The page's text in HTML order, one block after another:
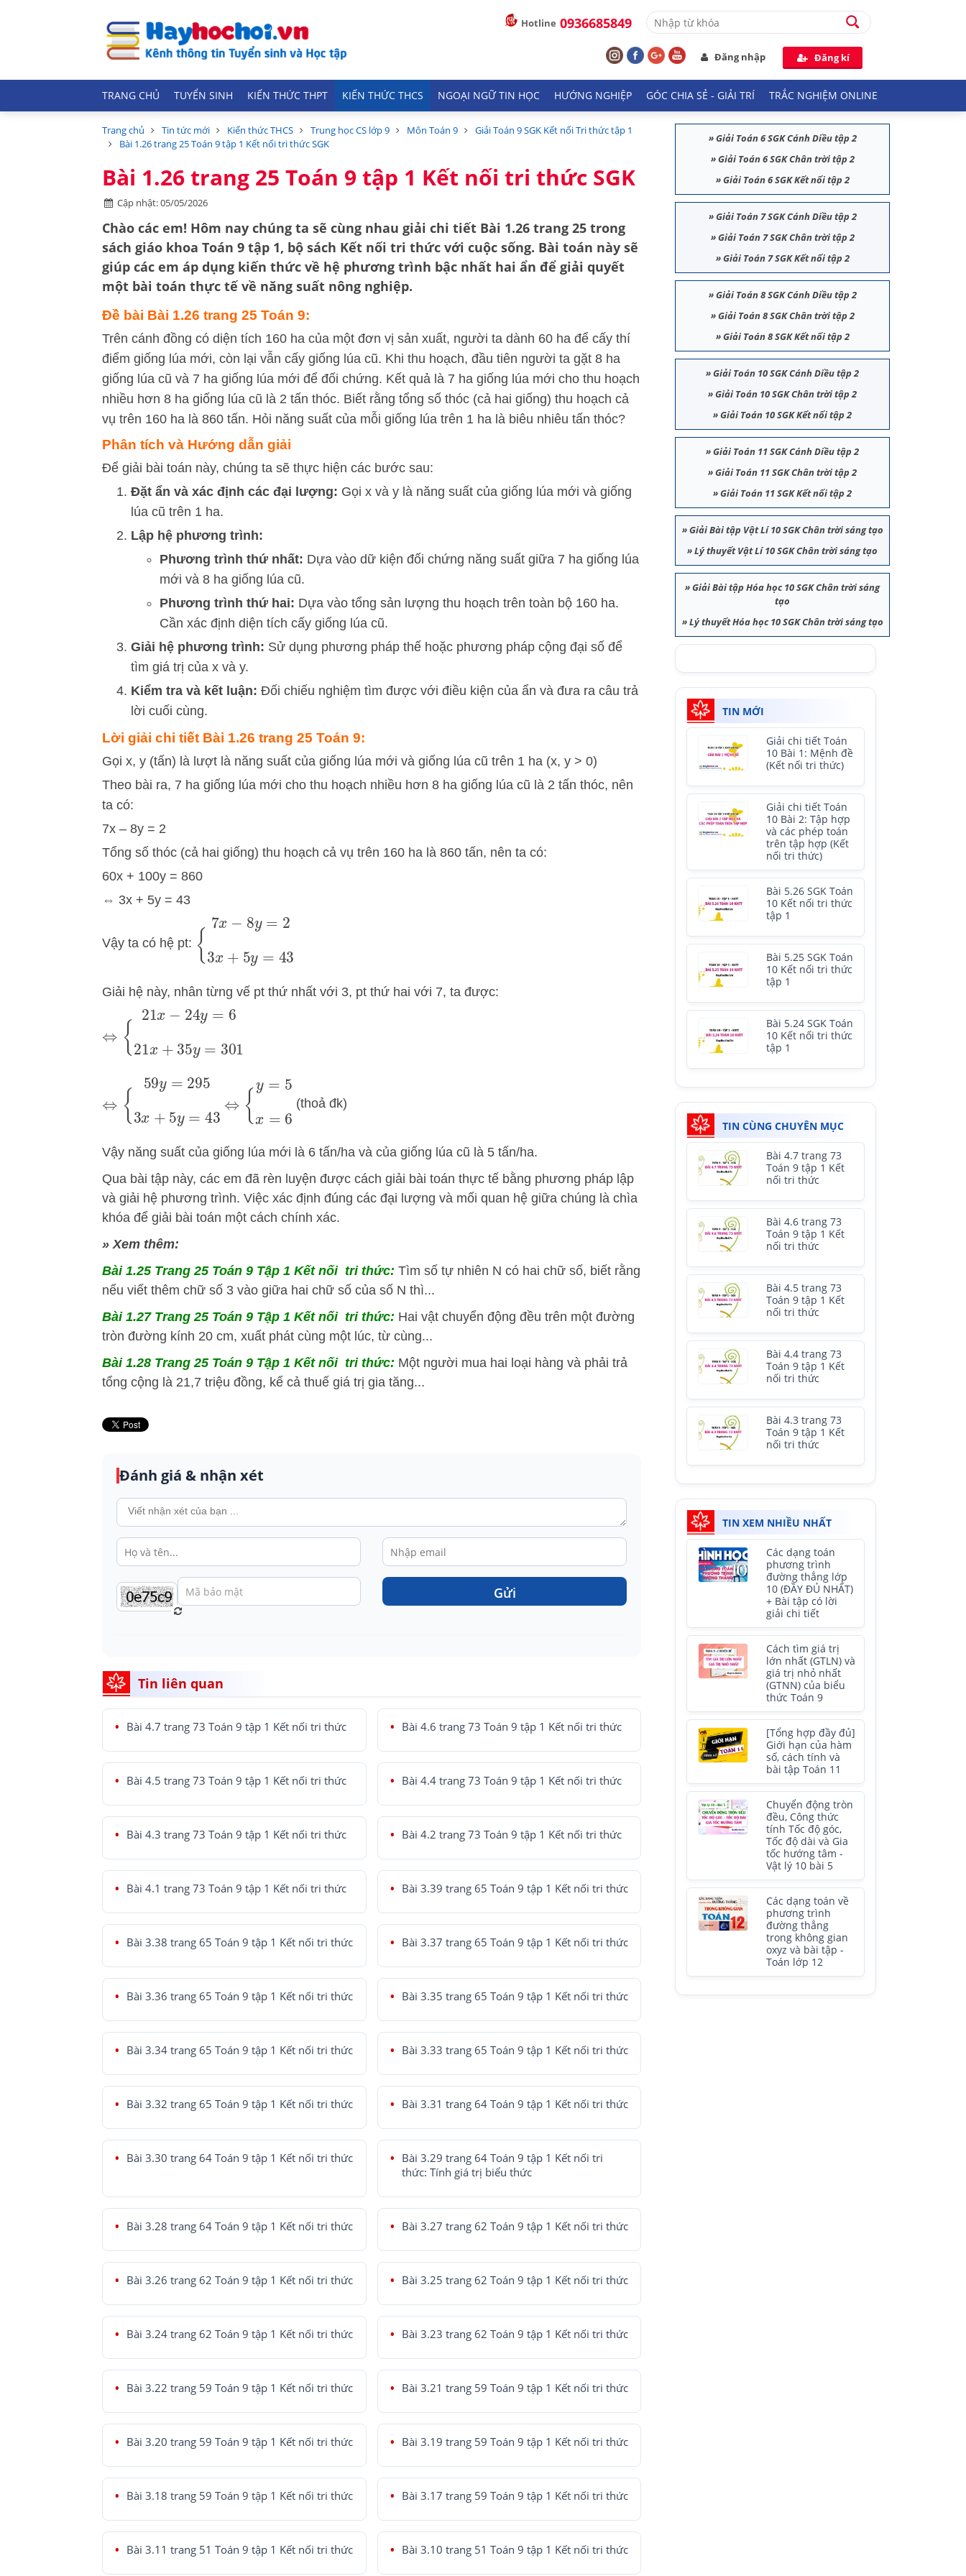
Hotline 0936685849
Đăng nhập Đăng kí
TRANG CHỦ TUYỂN SINH KIẾN THỨC THPT KIẾN THỨC THCS NGOẠI NGỮ TIN HỌC HƯỚNG NGHIỆP GÓC CHIA SẺ - GIẢI TRÍ TRẮC NGHIỆM ONLINE
Trang chủ Tin tức mới Kiến thức THCS Trung học CS lớp 9 Môn Toán 9
Giải Toán 9 SGK Kết nối Tri thức tập 1
Bài 1.26 trang 25 Toán 9 tập 1 Kết nối tri thức SGK
Bài 1.26 trang 25 Toán 9 tập 1 Kết nối tri thức SGK
Cập nhật: 05/05/2026
Chào các em! Hôm nay chúng ta sẽ cùng nhau giải chi tiết Bài 1.26 trang 25 trong
sách giáo khoa Toán 9 tập 1, bộ sách Kết nối tri thức với cuộc sống. Bài toán này sẽ
giúp các em áp dụng kiến thức về hệ phương trình bậc nhất hai ẩn để giải quyết
một bài toán thực tế về năng suất nông nghiệp.
Đề bài Bài 1.26 trang 25 Toán 9:
Trên cánh đồng có diện tích 160 ha của một đơn vị sản xuất, người ta dành 60 ha để cấy thí
điểm giống lúa mới, còn lại vẫn cấy giống lúa cũ. Khi thu hoạch, đầu tiên người ta gặt 8 ha
giống lúa cũ và 7 ha giống lúa mới để đối chứng. Kết quả là 7 ha giống lúa mới cho thu hoạch
nhiều hơn 8 ha giống lúa cũ là 2 tấn thóc. Biết rằng tổng số thóc (cả hai giống) thu hoạch cả
vụ trên 160 ha là 860 tấn. Hỏi năng suất của mỗi giống lúa trên 1 ha là biêu nhiêu tấn thóc?
Phân tích và Hướng dẫn giải
Để giải bài toán này, chúng ta sẽ thực hiện các bước sau:
Đặt ẩn và xác định các đại lượng: Gọi x và y là năng suất của giống lúa mới và giống
lúa cũ trên 1 ha.
Lập hệ phương trình:
Phương trình thứ nhất: Dựa vào dữ kiện đối chứng năng suất giữa 7 ha giống lúa
mới và 8 ha giống lúa cũ.
Phương trình thứ hai: Dựa vào tổng sản lượng thu hoạch trên toàn bộ 160 ha.
Cần xác định diện tích cấy giống lúa cũ.
Giải hệ phương trình: Sử dụng phương pháp thế hoặc phương pháp cộng đại số để
tìm giá trị của x và y.
Kiểm tra và kết luận: Đối chiếu nghiệm tìm được với điều kiện của ẩn và đưa ra câu trả
lời cuối cùng.
Lời giải chi tiết Bài 1.26 trang 25 Toán 9:
Gọi x, y (tấn) là lượt là năng suất của giống lúa mới và giống lúa cũ trên 1 ha (x, y > 0)
Theo bài ra, 7 ha giống lúa mới cho thu hoạch nhiều hơn 8 ha giống lúa cũ là 2 tấn thóc, nên
ta có:
7x – 8y = 2
Tổng số thóc (cả hai giống) thu hoạch cả vụ trên 160 ha là 860 tấn, nên ta có:
60x + 100y = 860
⇔ 3x + 5y = 43
Vậy ta có hệ pt:
7 x−8y =23x +5
Giải hệ này, nhân từng vế pt thứ nhất với 3, pt thứ hai với 7, ta được:
21 x−24y =621x +35
59 y=295 3x+5 43
y=5x=6
(thoả đk)
Vậy năng suất của giống lúa mới là 6 tấn/ha và của giống lúa cũ là 5 tấn/ha.
Qua bài tập này, các em đã rèn luyện được cách giải bài toán thực tế bằng phương pháp lập
và giải hệ phương trình. Việc xác định đúng các đại lượng và mối quan hệ giữa chúng là chìa
khóa để giải bài toán một cách chính xác.
» Xem thêm:
Bài 1.25 Trang 25 Toán 9 Tập 1 Kết nối tri thức: Tìm số tự nhiên N có hai chữ số, biết rằng
nếu viết thêm chữ số 3 vào giữa hai chữ số của số N thì...
Bài 1.27 Trang 25 Toán 9 Tập 1 Kết nối tri thức: Hai vật chuyển động đều trên một đường
tròn đường kính 20 cm, xuất phát cùng một lúc, từ cùng...
Bài 1.28 Trang 25 Toán 9 Tập 1 Kết nối tri thức: Một người mua hai loại hàng và phải trả
tổng cộng là 21,7 triệu đồng, kể cả thuế giá trị gia tăng...
Đánh giá & nhận xét
Gửi
Tin liên quan
Bài 4.7 trang 73 Toán 9 tập 1 Kết nối tri thức Bài 4.6 trang 73 Toán 9 tập 1 Kết nối tri thức
Bài 4.5 trang 73 Toán 9 tập 1 Kết nối tri thức Bài 4.4 trang 73 Toán 9 tập 1 Kết nối tri thức
Bài 4.3 trang 73 Toán 9 tập 1 Kết nối tri thức Bài 4.2 trang 73 Toán 9 tập 1 Kết nối tri thức
Bài 4.1 trang 73 Toán 9 tập 1 Kết nối tri thức Bài 3.39 trang 65 Toán 9 tập 1 Kết nối tri thức
Bài 3.38 trang 65 Toán 9 tập 1 Kết nối tri thức Bài 3.37 trang 65 Toán 9 tập 1 Kết nối tri thức
Bài 3.36 trang 65 Toán 9 tập 1 Kết nối tri thức Bài 3.35 trang 65 Toán 9 tập 1 Kết nối tri thức
Bài 3.34 trang 65 Toán 9 tập 1 Kết nối tri thức Bài 3.33 trang 65 Toán 9 tập 1 Kết nối tri thức
Bài 3.32 trang 65 Toán 9 tập 1 Kết nối tri thức Bài 3.31 trang 64 Toán 9 tập 1 Kết nối tri thức
Bài 3.30 trang 64 Toán 9 tập 1 Kết nối tri thức
Bài 3.29 trang 64 Toán 9 tập 1 Kết nối tri
thức: Tính giá trị biểu thức
Bài 3.28 trang 64 Toán 9 tập 1 Kết nối tri thức Bài 3.27 trang 62 Toán 9 tập 1 Kết nối tri thức
Bài 3.26 trang 62 Toán 9 tập 1 Kết nối tri thức Bài 3.25 trang 62 Toán 9 tập 1 Kết nối tri thức
Bài 3.24 trang 62 Toán 9 tập 1 Kết nối tri thức Bài 3.23 trang 62 Toán 9 tập 1 Kết nối tri thức
Bài 3.22 trang 59 Toán 9 tập 1 Kết nối tri thức Bài 3.21 trang 59 Toán 9 tập 1 Kết nối tri thức
Bài 3.20 trang 59 Toán 9 tập 1 Kết nối tri thức Bài 3.19 trang 59 Toán 9 tập 1 Kết nối tri thức
Bài 3.18 trang 59 Toán 9 tập 1 Kết nối tri thức Bài 3.17 trang 59 Toán 9 tập 1 Kết nối tri thức
Bài 3.11 trang 51 Toán 9 tập 1 Kết nối tri thức Bài 3.10 trang 51 Toán 9 tập 1 Kết nối tri thức
»Giải Toán 6 SGK Cánh Diều tập 2
»Giải Toán 6 SGK Chân trời tập 2
»Giải Toán 6 SGK Kết nối tập 2
»Giải Toán 7 SGK Cánh Diều tập 2
»Giải Toán 7 SGK Chân trời tập 2
»Giải Toán 7 SGK Kết nối tập 2
»Giải Toán 8 SGK Cánh Diều tập 2
»Giải Toán 8 SGK Chân trời tập 2
»Giải Toán 8 SGK Kết nối tập 2
»Giải Toán 10 SGK Cánh Diều tập 2
»Giải Toán 10 SGK Chân trời tập 2
»Giải Toán 10 SGK Kết nối tập 2
»Giải Toán 11 SGK Cánh Diều tập 2
»Giải Toán 11 SGK Chân trời tập 2
»Giải Toán 11 SGK Kết nối tập 2
»Giải Bài tập Vật Lí 10 SGK Chân trời sáng tạo
»Lý thuyết Vật Lí 10 SGK Chân trời sáng tạo
»Giải Bài tập Hóa học 10 SGK Chân trời sáng
tạo
»Lý thuyết Hóa học 10 SGK Chân trời sáng tạo
TIN MỚI
Giải chi tiết Toán
10 Bài 1: Mệnh đề
(Kết nối tri thức)
Giải chi tiết Toán
10 Bài 2: Tập hợp
và các phép toán
trên tập hợp (Kết
nối tri thức)
Bài 5.26 SGK Toán
10 Kết nối tri thức
tập 1
Bài 5.25 SGK Toán
10 Kết nối tri thức
tập 1
Bài 5.24 SGK Toán
10 Kết nối tri thức
tập 1
TIN CÙNG CHUYÊN MỤC
Bài 4.7 trang 73
Toán 9 tập 1 Kết
nối tri thức
Bài 4.6 trang 73
Toán 9 tập 1 Kết
nối tri thức
Bài 4.5 trang 73
Toán 9 tập 1 Kết
nối tri thức
Bài 4.4 trang 73
Toán 9 tập 1 Kết
nối tri thức
Bài 4.3 trang 73
Toán 9 tập 1 Kết
nối tri thức
TIN XEM NHIỀU NHẤT
Các dạng toán
phương trình
đường thẳng lớp
10 (ĐẦY ĐỦ NHẤT)
+ Bài tập có lời
giải chi tiết
Cách tìm giá trị
lớn nhất (GTLN) và
giá trị nhỏ nhất
(GTNN) của biểu
thức Toán 9
[Tổng hợp đầy đủ]
Giới hạn của hàm
số, cách tính và
bài tập Toán 11
Chuyển động tròn
đều, Công thức
tính Tốc độ góc,
Tốc độ dài và Gia
tốc hướng tâm -
Vật lý 10 bài 5
Các dạng toán về
phương trình
đường thẳng
trong không gian
oxyz và bài tập -
Toán lớp 12